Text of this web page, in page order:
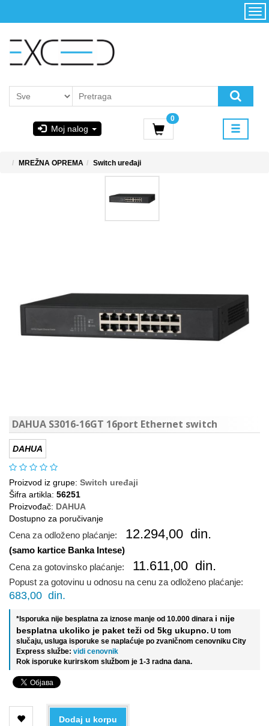
Moj nalog
0
Početna
korišćenja i
MREŽNA OPREMA Switch uređaji
DAHUA S3016-16GT 16port Ethernet switch
DAHUA
Proizvod iz grupe: Switch uređaji
Šifra artikla: 56251
Proizvođač: DAHUA
Dostupno za poručivanje
Cena za odloženo plaćanje: 12.294,00 din.
(samo kartice Banka Intese)
Cena za gotovinsko plaćanje:
11.611,00 din.
Popust za gotovinu u odnosu na cenu za odloženo plaćanje:
683,00 din.
*Isporuka nije besplatna za iznose manje od 10.000 dinara i nije
besplatna ukoliko je paket teži od 5kg ukupno. U tom
slučaju, usluga isporuke se naplaćuje po zvaničnom cenovniku City
Express službe: vidi cenovnik
Rok isporuke kurirskom službom je 1-3 radna dana.
Dodaj u korpu